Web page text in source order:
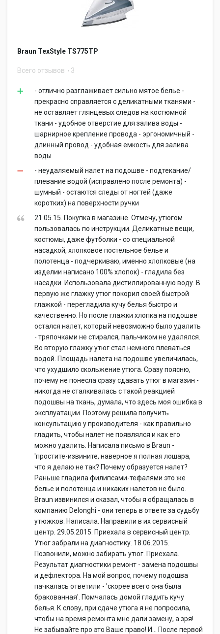
Braun TexStyle TS775TP
Всего отзывов 3
- отлично разглаживает сильно мятое белье -
прекрасно справляется с деликатными тканями -
не оставляет глянцевых следов на костюмной
ткани - удобное отверстие для залива воды -
шарнирное крепление провода - эргономичный -
длинный провод - удобная емкость для залива
воды
- неудаляемый налет на подошве - подтекание/
плевание водой (исправлено после ремонта) -
шумный - остаются следы от ногтей (даже
коротких) на поверхности ручки
21.05.15. Покупка в магазине. Отмечу, утюгом
пользовалась по инструкции. Деликатные вещи,
костюмы, даже футболки - со специальной
насадкой, хлопковое постельное белье и
полотенца - подчеркиваю, именно хлопковые (на
изделии написано 100% хлопок) - гладила без
насадки. Использовала дистиллированную воду. В
первую же глажку утюг покорил своей быстрой
глажкой - перегладила кучу белья быстро и
качественно. Но после глажки хлопка на подошве
остался налет, который невозможно было удалить
- тряпочками не стирался, пальчиком не удалялся.
Во вторую глажку утюг стал немного плеваться
водой. Площадь налета на подошве увеличилась,
что ухудшило скольжение утюга. Сразу поясню,
почему не понесла сразу сдавать утюг в магазин -
никогда не сталкивалась с такой реакцией
подошвы на ткань, думала, что здесь моя ошибка в
эксплуатации. Поэтому решила получить
консультацию у производителя - как правильно
гладить, чтобы налет не появлялся и как его
можно удалить. Написала письмо в Braun -
'простите-извините, наверное я полная лошара,
что я делаю не так? Почему образуется налет?
Раньше гладила филипсами-тефалями это же
белье и полотенца и никаких налетов не было.
Braun извинился и сказал, чтобы я обращалась в
компанию Delonghi - они теперь в ответе за судьбу
утюжков. Написала. Направили в их сервисный
центр. 29.05.2015. Приехала в сервисный центр.
Утюг забрали на диагностику. 18.06.2015.
Позвонили, можно забирать утюг. Приехала.
Результат диагностики ремонт - замена подошвы
и дефлектора. На мой вопрос, почему подошва
пачкалась ответили - 'скорее всего она была
бракованная'. Помчалась домой гладить кучу
белья. К слову, при сдаче утюга я не попросила,
чтобы на время ремонта мне дали замену, а зря!
Не забывайте про это Ваше право! И... После первой